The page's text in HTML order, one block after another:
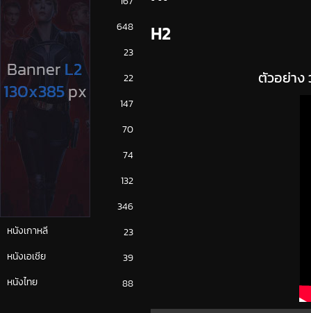
NETFLIX
648
23
ซีรีย์ญี่ปุ่น
22
ซีรีย์ฝรั่ง
147
70
74
132
346
หนังเกาหลี
23
หนังเอเชีย
39
หนังไทย
88
H2
ตัวอย่าง